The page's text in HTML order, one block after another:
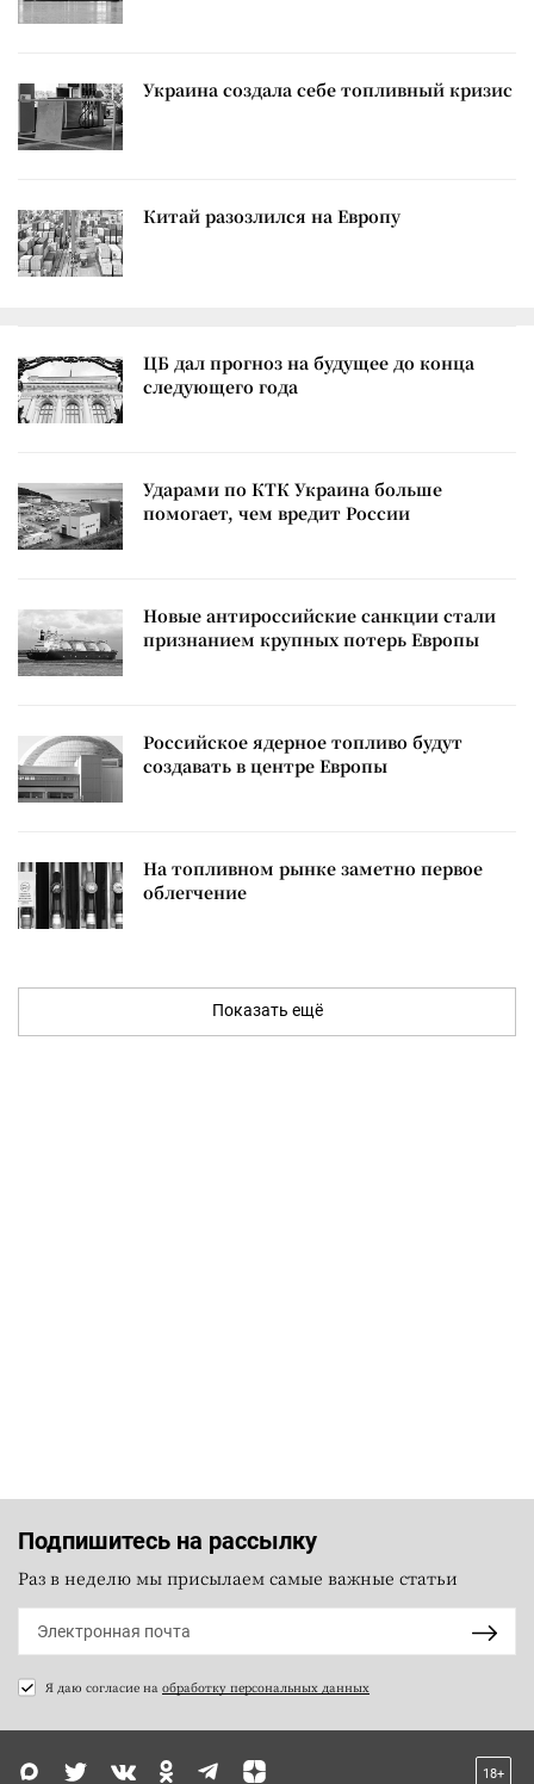
Украина создала себе топливный кризис
Китай разозлился на Европу
ЦБ дал прогноз на будущее до конца
следующего года
Ударами по КТК Украина больше
помогает, чем вредит России
Новые антироссийские санкции стали
признанием крупных потерь Европы
Российское ядерное топливо будут
создавать в центре Европы
На топливном рынке заметно первое
облегчение
Показать ещё
Подпишитесь на рассылку
Раз в неделю мы присылаем самые важные статьи
Я даю согласие на обработку персональных данных
18+